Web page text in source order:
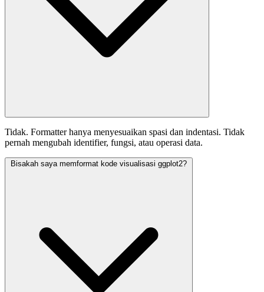
Tidak. Formatter hanya menyesuaikan spasi dan indentasi. Tidak
pernah mengubah identifier, fungsi, atau operasi data.
Bisakah saya memformat kode visualisasi ggplot2?